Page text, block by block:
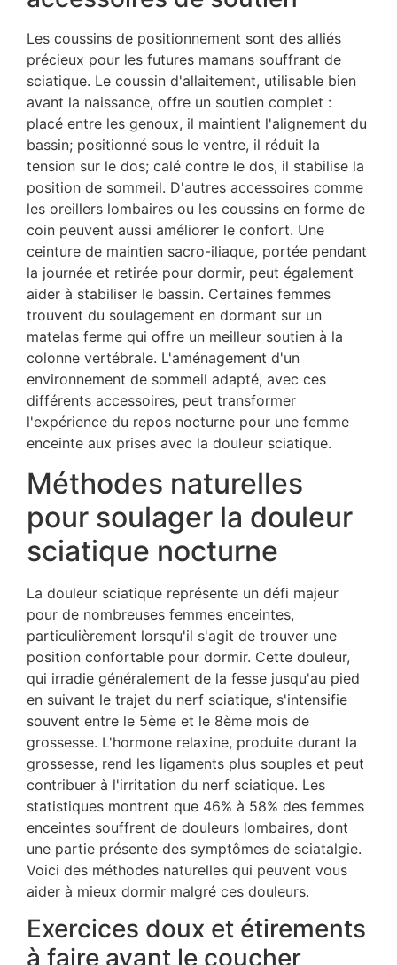
Les coussins de positionnement sont des alliés
précieux pour les futures mamans souffrant de
sciatique. Le coussin d'allaitement, utilisable bien
avant la naissance, offre un soutien complet :
placé entre les genoux, il maintient l'alignement du
bassin; positionné sous le ventre, il réduit la
tension sur le dos; calé contre le dos, il stabilise la
position de sommeil. D'autres accessoires comme
les oreillers lombaires ou les coussins en forme de
coin peuvent aussi améliorer le confort. Une
ceinture de maintien sacro-iliaque, portée pendant
la journée et retirée pour dormir, peut également
aider à stabiliser le bassin. Certaines femmes
trouvent du soulagement en dormant sur un
matelas ferme qui offre un meilleur soutien à la
colonne vertébrale. L'aménagement d'un
environnement de sommeil adapté, avec ces
différents accessoires, peut transformer
l'expérience du repos nocturne pour une femme
enceinte aux prises avec la douleur sciatique.
Méthodes naturelles
pour soulager la douleur
sciatique nocturne
La douleur sciatique représente un défi majeur
pour de nombreuses femmes enceintes,
particulièrement lorsqu'il s'agit de trouver une
position confortable pour dormir. Cette douleur,
qui irradie généralement de la fesse jusqu'au pied
en suivant le trajet du nerf sciatique, s'intensifie
souvent entre le 5ème et le 8ème mois de
grossesse. L'hormone relaxine, produite durant la
grossesse, rend les ligaments plus souples et peut
contribuer à l'irritation du nerf sciatique. Les
statistiques montrent que 46% à 58% des femmes
enceintes souffrent de douleurs lombaires, dont
une partie présente des symptômes de sciatalgie.
Voici des méthodes naturelles qui peuvent vous
aider à mieux dormir malgré ces douleurs.
Exercices doux et étirements
à faire avant le coucher